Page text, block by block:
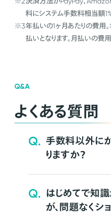
料にシステム手数料相当額
※3年払いの1ヶ月あたりの費用
払いとなります。月払いの費
Q&A
よくある質問
Q. 手数料以外に
りますか？
Q. はじめてで知
が、問題なくシ